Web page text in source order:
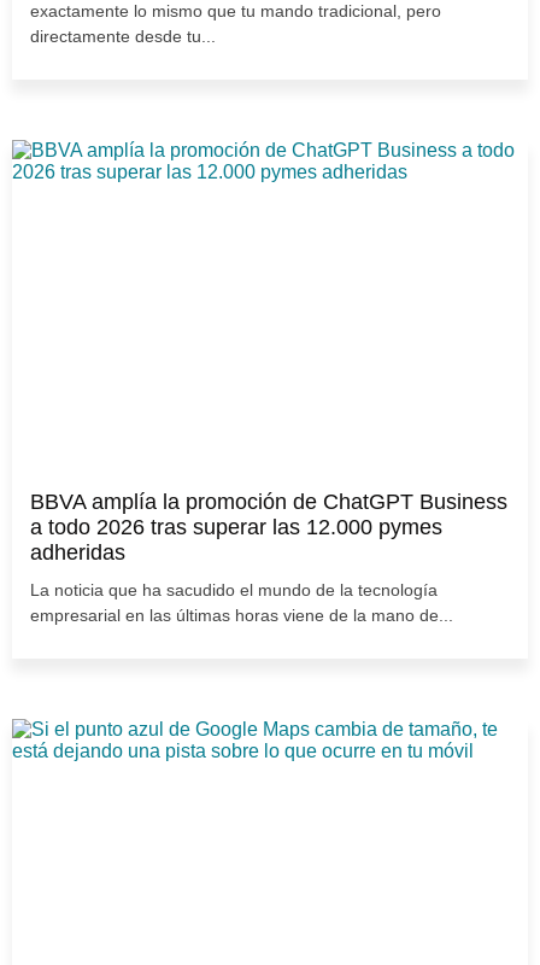
exactamente lo mismo que tu mando tradicional, pero
directamente desde tu...
BBVA amplía la promoción de ChatGPT Business
a todo 2026 tras superar las 12.000 pymes
adheridas
La noticia que ha sacudido el mundo de la tecnología
empresarial en las últimas horas viene de la mano de...